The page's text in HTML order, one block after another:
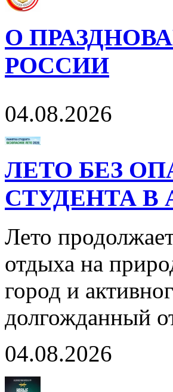
О
РОССИИ
04.08.2026
ЛЕТО БЕЗ
СТУДЕНТА В
Лето
отдыха на
город и
долгожданный
04.08.2026